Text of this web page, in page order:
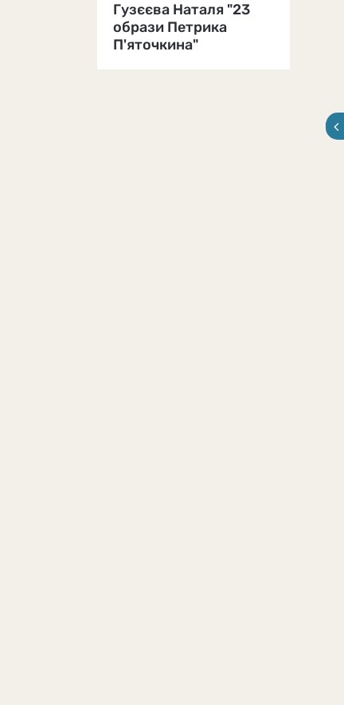
Гузєєва Наталя "23
образи Петрика
П'яточкина"